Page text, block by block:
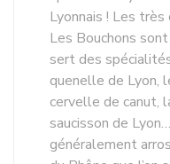
Lyonnais ! Les très
Les Bouchons
sert des
quenelle de Lyon,
cervelle de canut,
saucisson de
généralement